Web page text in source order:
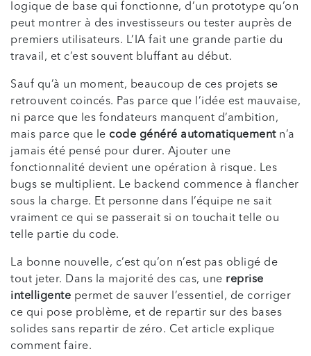
logique de base qui fonctionne, d’un prototype qu’on
peut montrer à des investisseurs ou tester auprès de
premiers utilisateurs. L’IA fait une grande partie du
travail, et c’est souvent bluffant au début.
Sauf qu’à un moment, beaucoup de ces projets se
retrouvent coincés. Pas parce que l’idée est mauvaise,
ni parce que les fondateurs manquent d’ambition,
mais parce que le code généré automatiquementn’a
jamais été pensé pour durer. Ajouter une
fonctionnalité devient une opération à risque. Les
bugs se multiplient. Le backend commence à flancher
sous la charge. Et personne dans l’équipe ne sait
vraiment ce qui se passerait si on touchait telle ou
telle partie du code.
La bonne nouvelle, c’est qu’on n’est pas obligé de
tout jeter. Dans la majorité des cas, une reprise
intelligente permet de sauver l’essentiel, de corriger
ce qui pose problème, et de repartir sur des bases
solides sans repartir de zéro. Cet article explique
comment faire.